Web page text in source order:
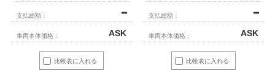
比較表に入れる
支払総額： ━
車両本体価格： ASK
比較表に入れる
支払総額： ━
車両本体価格： ASK